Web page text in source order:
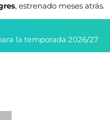
, estrenado meses atrás.
la temporada 2026/27